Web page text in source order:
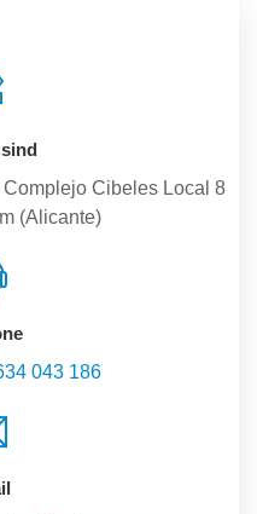
Cibeles Local 8
(Alicante)
043 186